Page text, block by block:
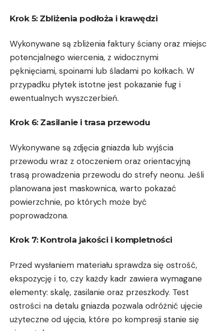
Krok 5: Zbliżenia podłoża i krawędzi
Wykonywane są zbliżenia faktury ściany oraz miejsc
potencjalnego wiercenia, z widocznymi
pęknięciami, spoinami lub śladami po kołkach. W
przypadku płytek istotne jest pokazanie fug i
ewentualnych wyszczerbień.
Krok 6: Zasilanie i trasa przewodu
Wykonywane są zdjęcia gniazda lub wyjścia
przewodu wraz z otoczeniem oraz orientacyjną
trasą prowadzenia przewodu do strefy neonu. Jeśli
planowana jest maskownica, warto pokazać
powierzchnie, po których może być
poprowadzona.
Krok 7: Kontrola jakości i kompletności
Przed wysłaniem materiału sprawdza się ostrość,
ekspozycję i to, czy każdy kadr zawiera wymagane
elementy: skalę, zasilanie oraz przeszkody. Test
ostrości na detalu gniazda pozwala odróżnić ujęcie
użyteczne od ujęcia, które po kompresji stanie się